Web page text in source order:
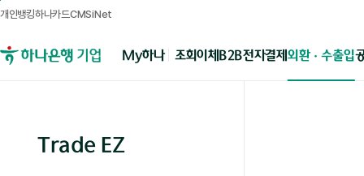
개인뱅킹하나카드CMSiNet
하나은행 기업뱅킹 My하나 조회이체B2B전자결제외환 · 수출입
Trade EZ